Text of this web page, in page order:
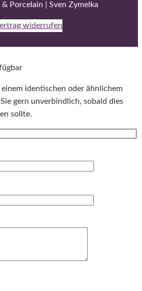
Porcelain | Sven Zymelka
widerrufen
einem identischen oder ähnlichem
gern unverbindlich, sobald dies
sollte.